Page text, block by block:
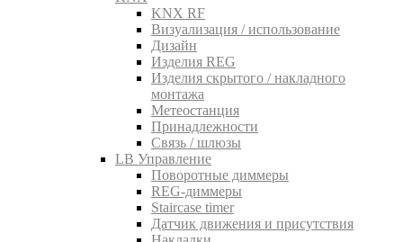
KNX RF
Визуализация / использование
Дизайн
Изделия REG
Изделия скрытого / накладного
монтажа
Метеостанция
Принадлежности
Связь / шлюзы
LB Управление
Поворотные диммеры
REG-диммеры
Staircase timer
Датчик движения и присутствия